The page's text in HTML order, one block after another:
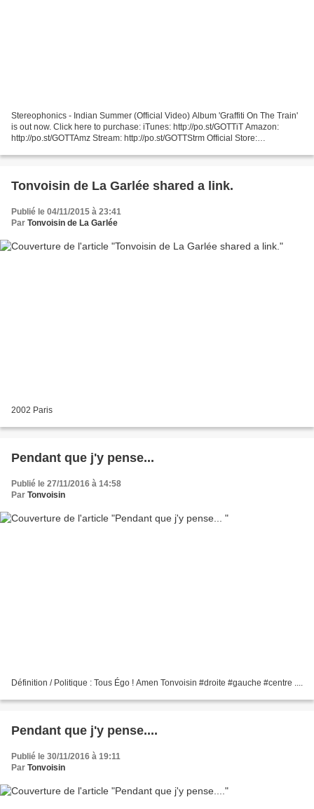
Stereophonics - Indian Summer (Official Video) Album 'Graffiti On The Train'
is out now. Click here to purchase: iTunes: http://po.st/GOTTiT Amazon:
http://po.st/GOTTAmz Stream: http://po.st/GOTTStrm Official Store:
Tonvoisin de La Garlée shared a link.
Publié le 04/11/2015 à 23:41
Par Tonvoisin de La Garlée
2002 Paris
Pendant que j'y pense...
Publié le 27/11/2016 à 14:58
Par Tonvoisin
Définition / Politique : Tous Égo ! Amen Tonvoisin #droite #gauche #centre ....
Pendant que j'y pense....
Publié le 30/11/2016 à 19:11
Par Tonvoisin